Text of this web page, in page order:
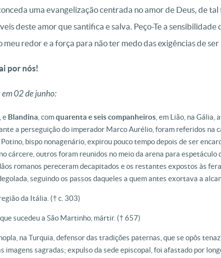
uma evangelização centrada no amor de Deus, de
deste amor que santifica e salva. Peço-Te a sensibilidade
redor e a força para não ter medo das exigências de
por nós!
02 de junho:
e Blandina , comquarenta e seis companheiros , em Lião, na Gália,
a perseguição do imperador Marco Aurélio, foram referidos na
bispo nonagenário, expirou pouco tempo depois de ser
cárcere, outros foram reunidos no meio da arena para espetáculo
romanos pereceram decapitados e os restantes expostos às
seguindo os passos daqueles a quem antes exortava a
da Itália. († c. 303)
que sucedeu a São Martinho, mártir. († 657)
na Turquia, defensor das tradições paternas, que se opôs
imagens sagradas; expulso da sede episcopal, foi afastado por